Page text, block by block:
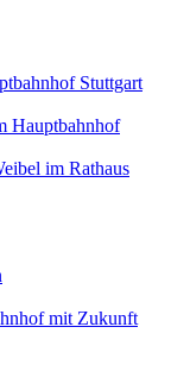
Stuttgart
Hauptbahnhof
im Rathaus
mit Zukunft